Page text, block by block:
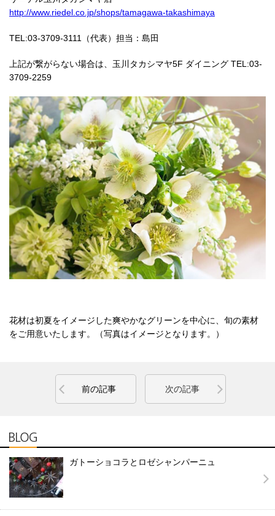
http://www.riedel.co.jp/shops/tamagawa-takashimaya
TEL:03-3709-3111（代表）担当：島田
上記が繋がらない場合は、玉川タカシマヤ5F ダイニング TEL:03-
3709-2259
花材は初夏をイメージした爽やかなグリーンを中心に、旬の素材
をご用意いたします。（写真はイメージとなります。）
前の記事 次の記事
ガトーショコラとロゼシャンパーニュ